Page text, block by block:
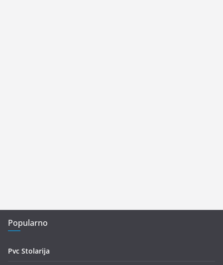
Popularno
Pvc Stolarija